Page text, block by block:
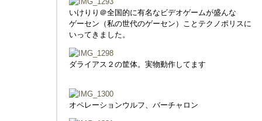
いけりり＠全国的に有名なビデオゲームが盛んな
ゲーセン（私の世代のゲーセン）ことテクノポリスに
いってきました。
ダライアス２の筐体。実物動作してます
オペレーションウルフ、バーチャロン